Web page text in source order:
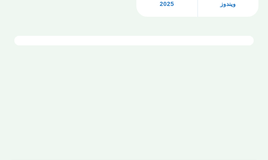
ويندوز 2025